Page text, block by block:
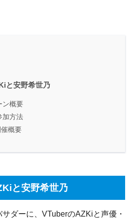
と安野希世乃
ン概要
加方法
概要
と安野希世乃
ダーに、VTuberのAZKiと声優・